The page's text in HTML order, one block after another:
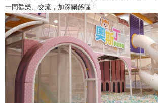
一同歡樂、交流，加深關係喔！